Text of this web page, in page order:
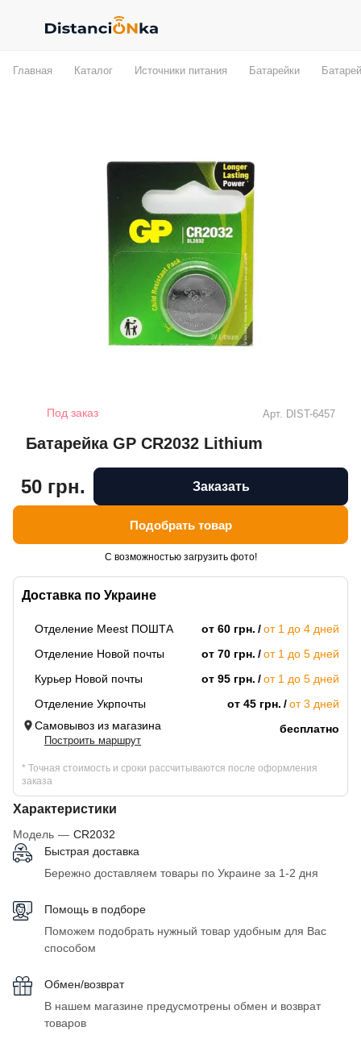
Главная Каталог Источники питания Батарейки
Под заказ Арт. DIST-6457
Батарейка GP CR2032 Lithium
Доставка по Украине
Отделение Meest ПОШТА от 60 грн.
от 1 до 4 дней
Отделение Новой почты
от 70 грн.
от 1 до 5 дней
Курьер Новой почты
от 95 грн.
от 1 до 5 дней
Отделение Укрпочты
от 45 грн.
от 3 дней
Самовывоз из магазина
Построить маршрут
бесплатно
* Точная стоимость и сроки рассчитываются после оформления
заказа
Характеристики
Модель — CR2032
Быстрая доставка
Бережно доставляем товары по Украине за 1-2 дня
Помощь в подборе
Поможем подобрать нужный товар удобным для Вас
способом
Обмен/возврат
В нашем магазине предусмотрены обмен и возврат
товаров
50 грн. Заказать
Подобрать товар
С возможностью загрузить фото!